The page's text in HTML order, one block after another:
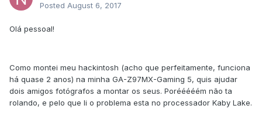
Posted August 6, 2017
Olá pessoal!
Como montei meu hackintosh (acho que perfeitamente, funciona
há quase 2 anos) na minha GA-Z97MX-Gaming 5, quis ajudar
dois amigos fotógrafos a montar os seus. Porééééém não ta
rolando, e pelo que li o problema esta no processador Kaby Lake.